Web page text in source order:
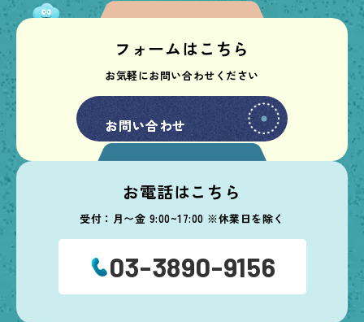
フォームはこちら
お気軽にお問い合わせください
お問い合わせ
お問い合わせ
お電話はこちら
受付：月〜金 9:00~17:00 ※休業日を除く
03-3890-9156